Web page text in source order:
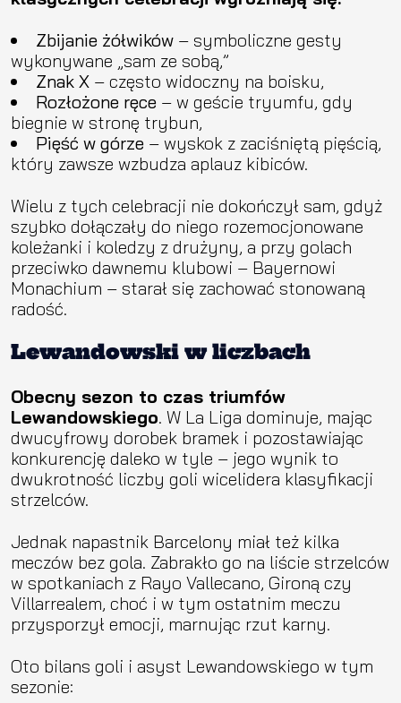
Zbijanie żółwików– symboliczne gesty
wykonywane „sam ze sobą,”
Znak X– często widoczny na boisku,
Rozłożone ręce– w geście tryumfu, gdy
biegnie w stronę trybun,
Pięść w górze– wyskok z zaciśniętą pięścią,
który zawsze wzbudza aplauz kibiców.
Wielu z tych celebracji nie dokończył sam, gdyż
szybko dołączały do niego rozemocjonowane
koleżanki i koledzy z drużyny, a przy golach
przeciwko dawnemu klubowi – Bayernowi
Monachium – starał się zachować stonowaną
radość.
Lewandowski w liczbach
Obecny sezon to czas triumfów
Lewandowskiego. W La Liga dominuje, mając
dwucyfrowy dorobek bramek i pozostawiając
konkurencję daleko w tyle – jego wynik to
dwukrotność liczby goli wicelidera klasyfikacji
strzelców.
Jednak napastnik Barcelony miał też kilka
meczów bez gola. Zabrakło go na liście strzelców
w spotkaniach z Rayo Vallecano, Gironą czy
Villarrealem, choć i w tym ostatnim meczu
przysporzył emocji, marnując rzut karny.
Oto bilans goli i asyst Lewandowskiego w tym
sezonie: